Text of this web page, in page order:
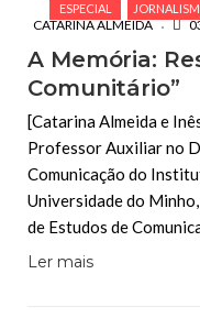
ESPECIAL
CATARINA ALMEIDA
A Memória:
Comunitário”
[Catarina Almeida e
Professor Auxiliar no
Comunicação do
Universidade do
de Estudos de
Ler mais